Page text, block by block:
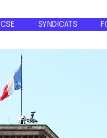
CSE SYNDICATS